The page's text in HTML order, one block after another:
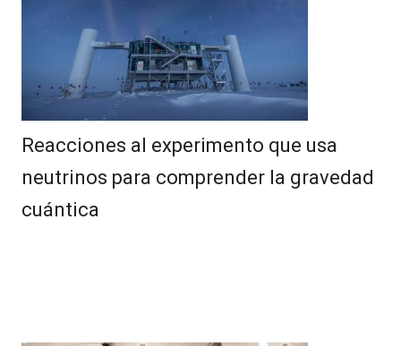
Reacciones al experimento que usa
neutrinos para comprender la gravedad
cuántica